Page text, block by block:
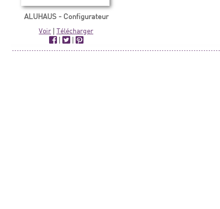
ALUHAUS - Configurateur
Voir |Télécharger
|
|